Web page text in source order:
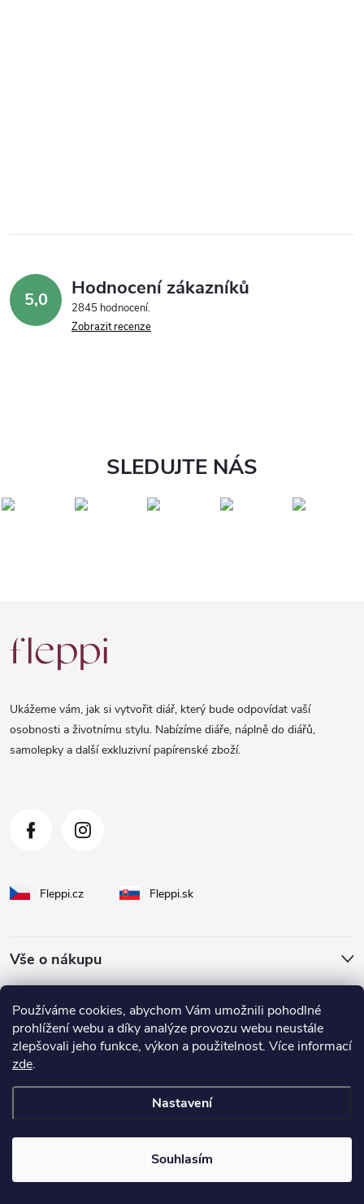
Používáme cookies, abychom Vám umožnili pohodlné
prohlížení webu a díky analýze provozu webu neustále
zlepšovali jeho funkce, výkon a použitelnost. Více informací
zde.
Nastavení
Souhlasím
5,0 Hodnocení zákazníků
2845 hodnocení
Zobrazit recenze
SLEDUJTE NÁS
á
Ukážeme vám, jak si vytvořit diář, který bude odpovídat vaší
osobnosti a životnímu stylu. Nabízíme diáře, náplně do diářů,
samolepky a další exkluzivní papírenské zboží.
Fleppi.cz Fleppi.sk
Vše o nákupu
O Fleppi
Inspirace pro vás
Copyright 2026fleppi. Všechna práva vyhrazena.